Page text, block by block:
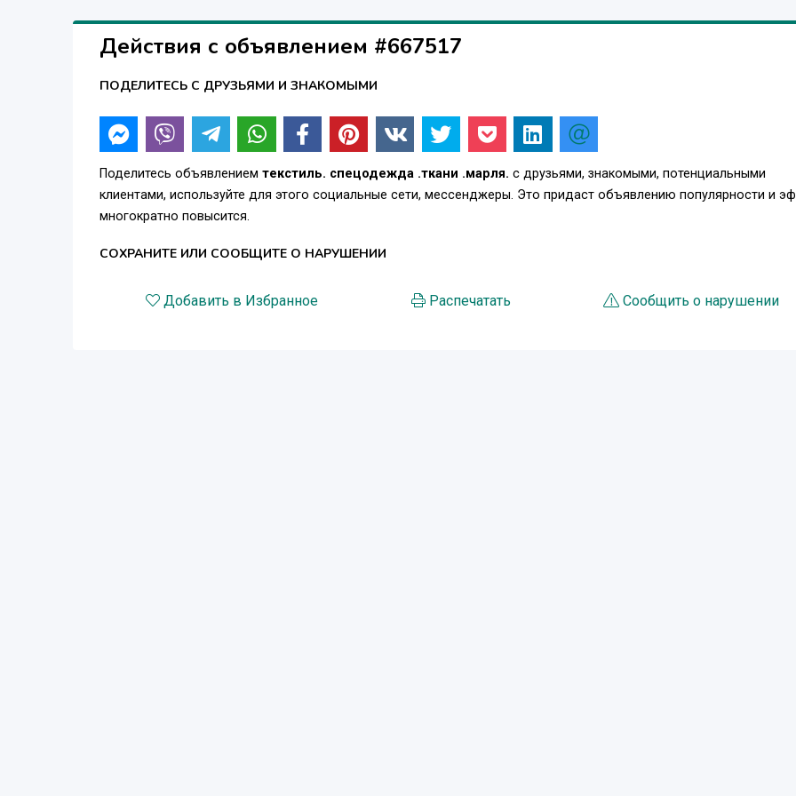
Действия с объявлением #667517
ПОДЕЛИТЕСЬ С ДРУЗЬЯМИ И ЗНАКОМЫМИ
Поделитесь объявлением текстиль. спецодежда .ткани .марля. с друзьями, знакомыми, потенциальными
клиентами, используйте для этого социальные сети, мессенджеры. Это придаст объявлению популярности и
многократно повысится.
СОХРАНИТЕ ИЛИ СООБЩИТЕ О НАРУШЕНИИ
Добавить в Избранное Распечатать Сообщить о нарушении